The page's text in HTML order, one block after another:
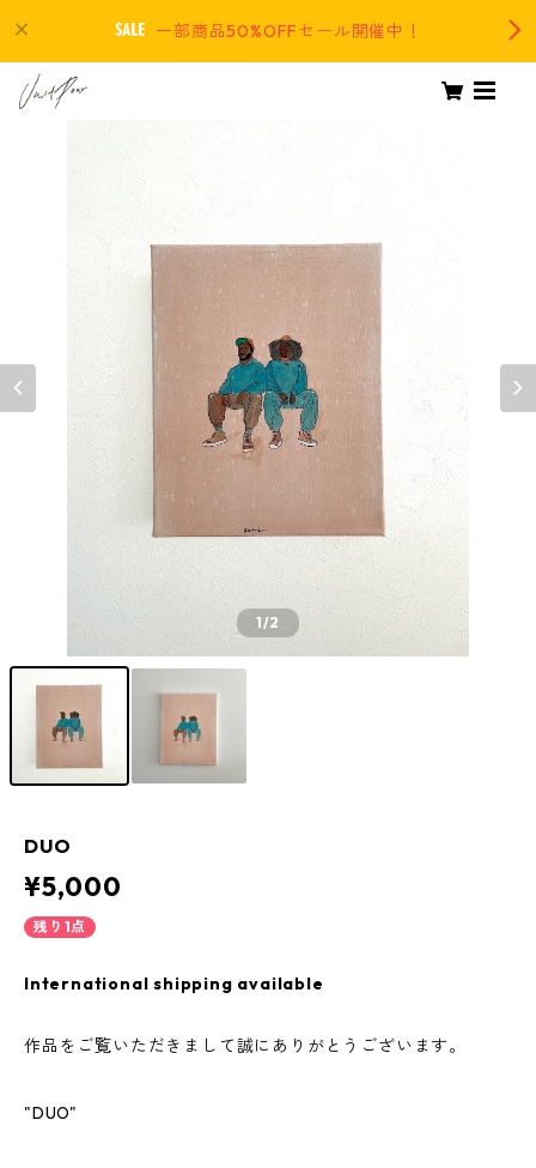
一部商品50%OFFセール開催中！
1/2
DUO
¥5,000
残り1点
International shipping available
作品をご覧いただきまして誠にありがとうございます。
"DUO"